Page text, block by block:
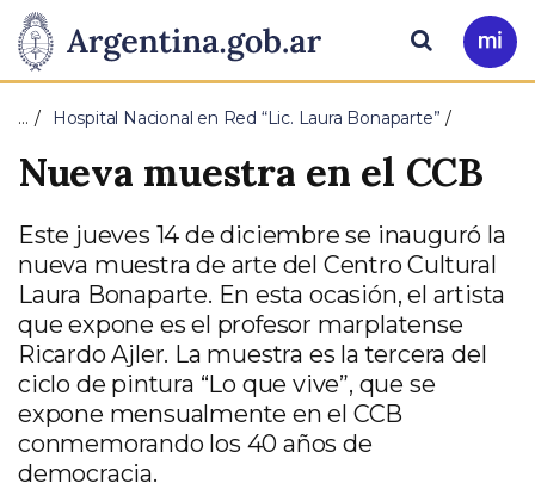
Presidencia
de
la
Pasar al contenido principal
Ir
a
Buscar
… Hospital Nacional en Red “Lic. Laura Bonaparte”
Nueva muestra en el CCB
Este jueves 14 de diciembre se inauguró la
nueva muestra de arte del Centro Cultural
Laura Bonaparte. En esta ocasión, el artista
que expone es el profesor marplatense
Ricardo Ajler. La muestra es la tercera del
ciclo de pintura “Lo que vive”, que se
expone mensualmente en el CCB
conmemorando los 40 años de
democracia.